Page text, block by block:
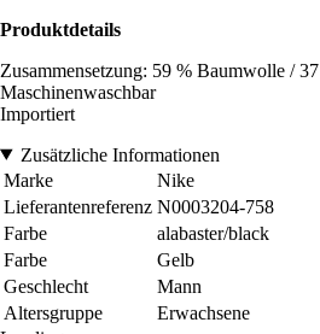
Produktdetails
Zusammensetzung: 59 % Baumwolle /
Maschinenwaschbar
Importiert
Zusätzliche Informationen
Marke
Nike
Lieferantenreferenz N0003204-758
Farbe
alabaster/black
Farbe
Gelb
Geschlecht
Mann
Altersgruppe
Erwachsene